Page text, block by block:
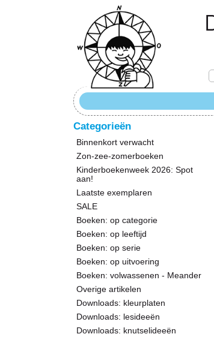
Categorieën
Binnenkort verwacht
Zon-zee-zomerboeken
Kinderboekenweek 2026: Spot
aan!
Laatste exemplaren
SALE
Boeken: op categorie
Boeken: op leeftijd
Boeken: op serie
Boeken: op uitvoering
Boeken: volwassenen - Meander
Overige artikelen
Downloads: kleurplaten
Downloads: lesideeën
Downloads: knutselideeën